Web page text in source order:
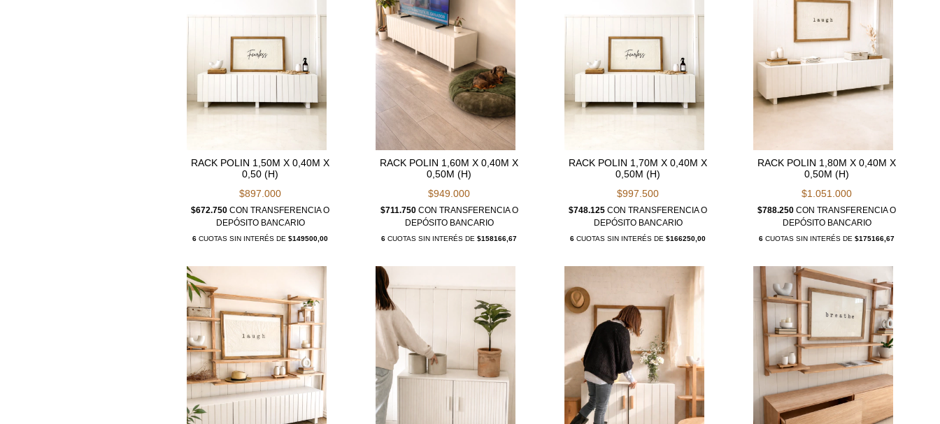
RACK POLIN 1,50M X 0,40M X
0,50 (H)
$897.000
$672.750CON TRANSFERENCIA O
DEPÓSITO BANCARIO
6 CUOTAS SIN INTERÉS DE$149500,00
RACK POLIN 1,60M X 0,40M X
0,50M (H)
$949.000
$711.750 CON TRANSFERENCIA O
DEPÓSITO BANCARIO
6 CUOTAS SIN INTERÉS DE$158166,67
RACK POLIN 1,70M X 0,40M X
0,50M (H)
$997.500
$748.125CON TRANSFERENCIA O
DEPÓSITO BANCARIO
6 CUOTAS SIN INTERÉS DE$166250,00
RACK POLIN 1,80M X 0,40M X
0,50M (H)
$1.051.000
$788.250CON TRANSFERENCIA O
DEPÓSITO BANCARIO
6 CUOTAS SIN INTERÉS DE$175166,67